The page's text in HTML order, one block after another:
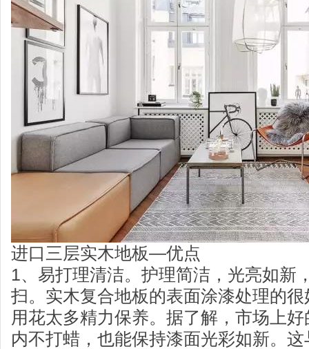
进口三层实木地板—优点
1、易打理清洁。护理简洁，光亮如新
扫。实木复合地板的表面涂漆处理的
用花太多精力保养。据了解，市场上
内不打蜡，也能保持漆面光彩如新。